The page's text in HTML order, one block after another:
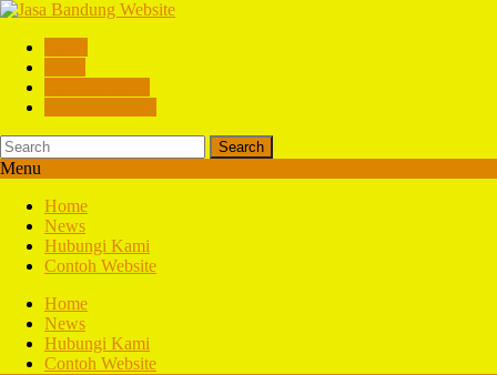
Search
Menu
Home
News
Hubungi Kami
Contoh Website
Home
News
Hubungi Kami
Contoh Website